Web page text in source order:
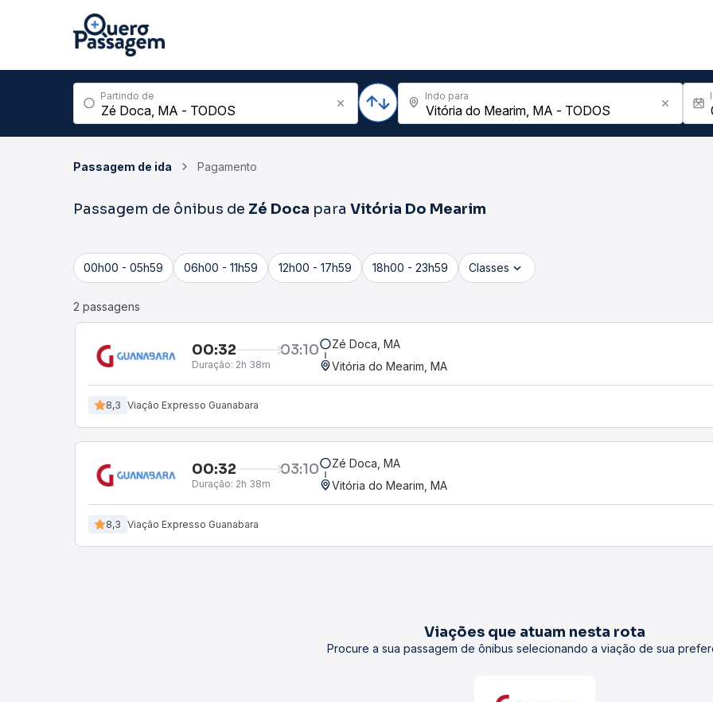
Partindo de Indo para
Passagem de ida Pagamento
Passagem de ônibus de Zé Doca para Vitória Do Mearim
00h00 - 05h59 06h00 - 11h59 12h00 - 17h59 18h00 - 23h59 Classes
2 passagens
00:32 03:10
Duração: 2h 38m
Zé Doca, MA
Vitória do Mearim, MA
8,3 Viação Expresso Guanabara
00:32 03:10
Duração: 2h 38m
Zé Doca, MA
Vitória do Mearim, MA
8,3 Viação Expresso Guanabara
Viações que atuam nesta rota
Procure a sua passagem de ônibus selecionando a viação de sua